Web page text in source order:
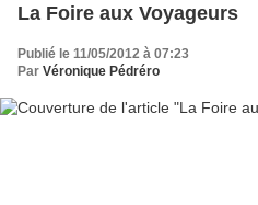
La Foire aux Voyageurs
Publié le 11/05/2012 à 07:23
Par Véronique Pédréro